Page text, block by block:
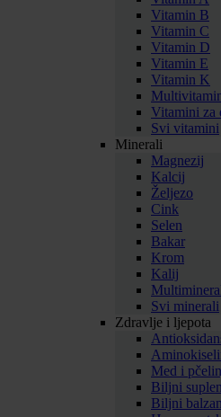
Vitamin B
Vitamin C
Vitamin D
Vitamin E
Vitamin K
Vitamini za
Svi vitamini
Minerali
Magnezij
Kalcij
Željezo
Cink
Selen
Bakar
Krom
Kalij
Svi minerali
Zdravlje i ljepota
Med i
Biljni
Biljni